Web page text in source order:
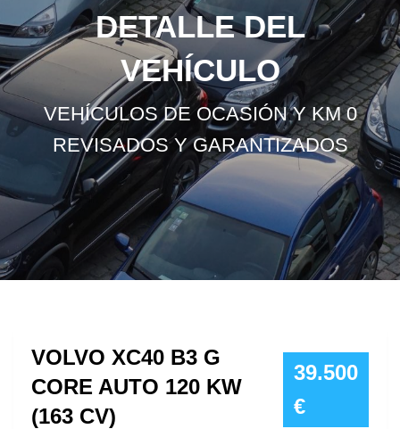
DETALLE DEL
VEHÍCULO
VEHÍCULOS DE OCASIÓN Y KM 0
REVISADOS Y GARANTIZADOS
VOLVO XC40 B3 G
CORE AUTO 120 KW
(163 CV)
39.500
€